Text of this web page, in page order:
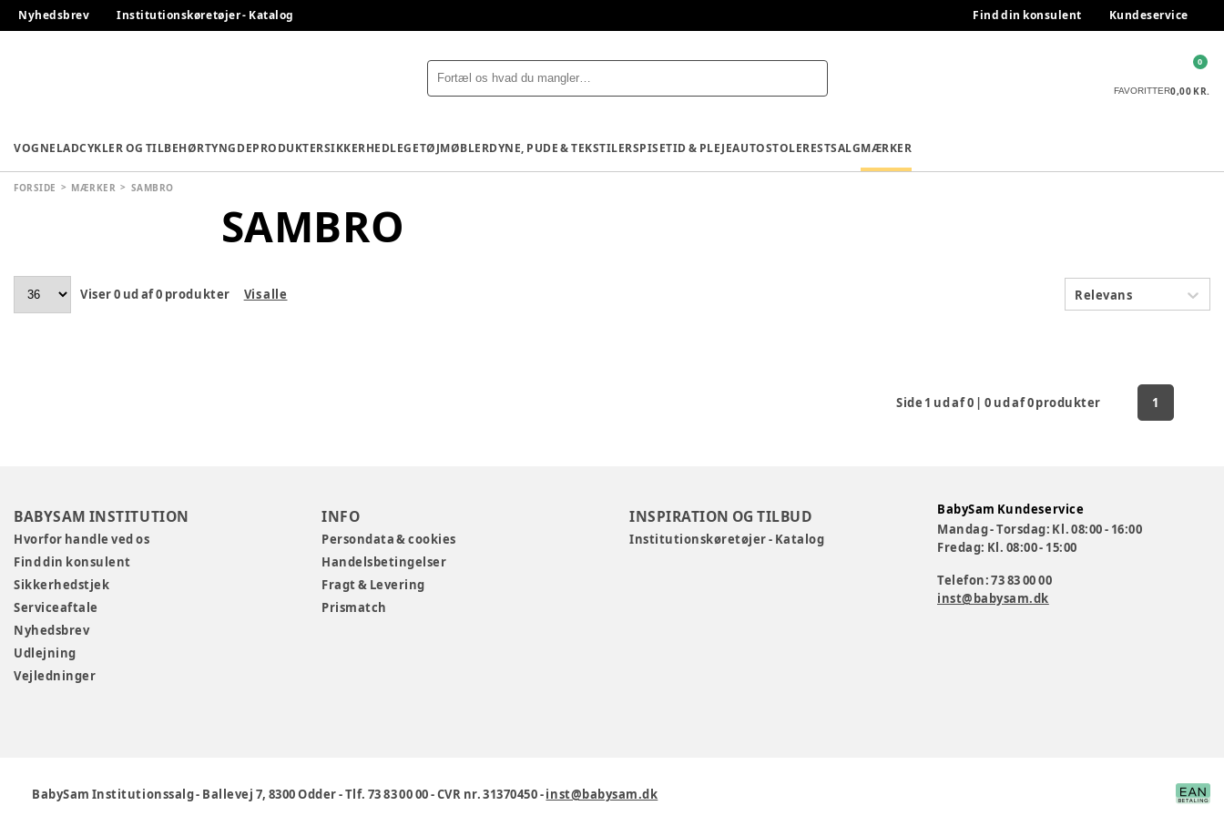
Nyhedsbrev Institutionskøretøjer - Katalog Find din konsulent Kundeservice
FAVORITTER0,00 KR.
0
VOGNELADCYKLER OG TILBEHØRTYNGDEPRODUKTERSIKKERHEDLEGETØJMØBLERDYNE, PUDE & TEKSTILERSPISETID & PLEJEAUTOSTOLERESTSALGMÆRKER
FORSIDE MÆRKER SAMBRO
SAMBRO
Viser0 ud af0 produkter Vis alle Relevans
Side 1 ud af0 |0 ud af0produkter 1
BABYSAM INSTITUTION
Hvorfor handle ved os
Find din konsulent
Sikkerhedstjek
Serviceaftale
Nyhedsbrev
Udlejning
Vejledninger
INFO
Persondata & cookies
Handelsbetingelser
Fragt & Levering
Prismatch
INSPIRATION OG TILBUD
Institutionskøretøjer - Katalog
BabySam Kundeservice
Mandag - Torsdag: Kl. 08:00 - 16:00
Fredag: Kl. 08:00 - 15:00
Telefon: 73 83 00 00
inst@babysam.dk
BabySam Institutionssalg- Ballevej 7, 8300 Odder-Tlf. 73 83 00 00-CVR nr. 31370450-inst@babysam.dk